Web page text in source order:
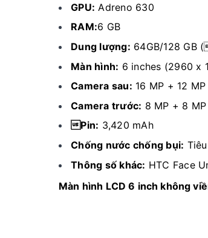
GPU: Adreno 630
RAM:6 GB
Dung lượng: 64GB/128 GB
Màn hình: 6 inches (2960 x
Camera sau: 16 MP + 12 MP
Camera trước: 8 MP + 8 MP
Pin: 3,420 mAh
Chống nước chống bụi:
Thông số khác: HTC Face
Màn hình LCD 6 inch không